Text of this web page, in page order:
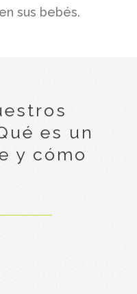
sus bebés.
es un
y cómo